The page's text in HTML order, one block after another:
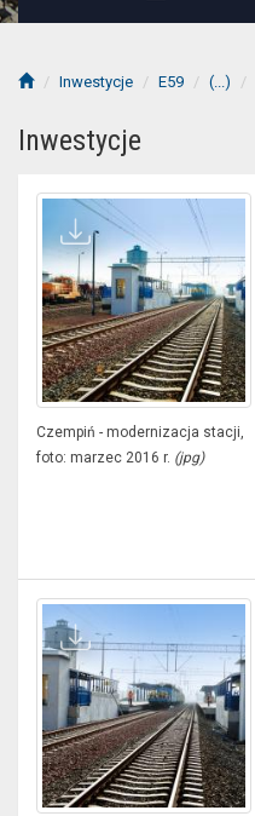
Inwestycje E59 (...)
Inwestycje
Czempiń - modernizacja stacji,
foto: marzec 2016 r. (jpg)